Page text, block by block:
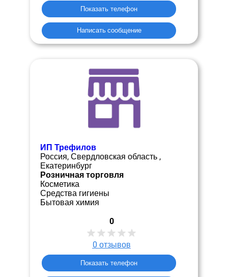
Показать телефон
Написать сообщение
ИП Трефилов
Россия, Свердловская область ,
Екатеринбург
Розничная торговля
Косметика
Средства гигиены
Бытовая химия
0
0 отзывов
Показать телефон